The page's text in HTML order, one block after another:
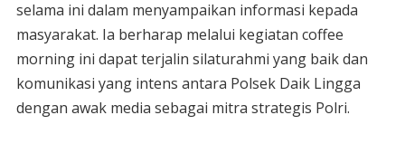
selama ini dalam menyampaikan informasi kepada
masyarakat. Ia berharap melalui kegiatan coffee
morning ini dapat terjalin silaturahmi yang baik dan
komunikasi yang intens antara Polsek Daik Lingga
dengan awak media sebagai mitra strategis Polri.